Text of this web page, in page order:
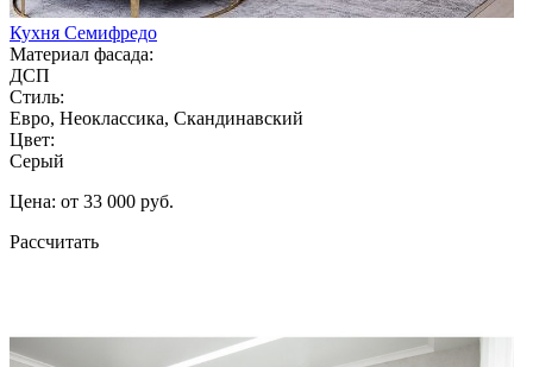
Кухня Семифредо
Материал фасада:
ДСП
Стиль:
Евро, Неоклассика, Скандинавский
Цвет:
Серый
Цена: от 33 000 руб.
Рассчитать